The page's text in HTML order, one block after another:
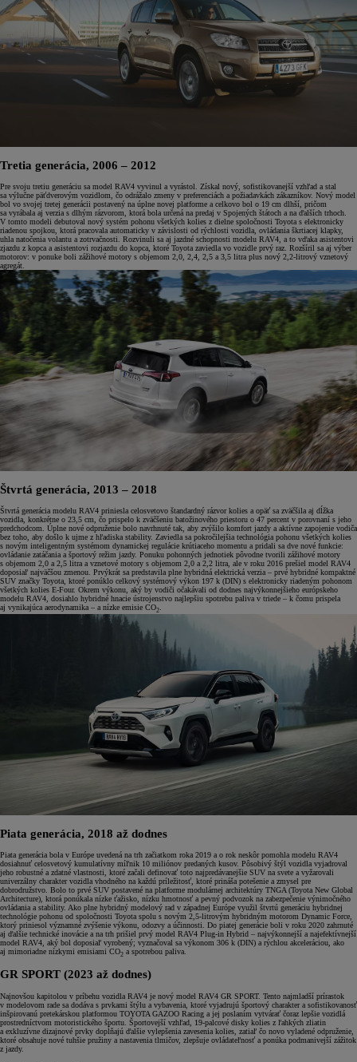
Tretia generácia, 2006 – 2012
Pre svoju tretiu generáciu sa model RAV4 vyvinul a vyrástol. Získal nový, sofistikovanejší vzhľad a stal
sa výlučne päťdverovým vozidlom, čo odrážalo zmeny v preferenciách a požiadavkách zákazníkov. Nový model
bol vo svojej tretej generácii postavený na úplne novej platforme a celkovo bol o 19 cm dlhší, pričom
sa vyrábala aj verzia s dlhým rázvorom, ktorá bola určená na predaj v Spojených štátoch a na ďalších trhoch.
V tomto modeli debutoval nový systém pohonu všetkých kolies z dielne spoločnosti Toyota s elektronicky
riadenou spojkou, ktorá pracovala automaticky v závislosti od rýchlosti vozidla, ovládania škrtiacej klapky,
uhla natočenia volantu a zotrvačnosti. Rozvinuli sa aj jazdné schopnosti modelu RAV4, a to vďaka asistentovi
zjazdu z kopca a asistentovi rozjazdu do kopca, ktoré Toyota zaviedla vo vozidle prvý raz. Rozšíril sa aj výber
motorov: v ponuke boli zážihové motory s objemom 2,0, 2,4, 2,5 a 3,5 litra plus nový 2,2-litrový vznetový
agregát.
Štvrtá generácia, 2013 – 2018
Štvrtá generácia modelu RAV4 priniesla celosvetovo štandardný rázvor kolies a opäť sa zväčšila aj dĺžka
vozidla, konkrétne o 23,5 cm, čo prispelo k zväčšeniu batožinového priestoru o 47 percent v porovnaní s jeho
predchodcom. Úplne nové odpruženie bolo navrhnuté tak, aby zvýšilo komfort jazdy a aktívne zapojenie vodiča
bez toho, aby došlo k ujme z hľadiska stability. Zaviedla sa pokročilejšia technológia pohonu všetkých kolies
s novým inteligentným systémom dynamickej regulácie krútiaceho momentu a pridali sa dve nové funkcie:
ovládanie zatáčania a športový režim jazdy. Ponuku pohonných jednotiek pôvodne tvorili zážihové motory
s objemom 2,0 a 2,5 litra a vznetové motory s objemom 2,0 a 2,2 litra, ale v roku 2016 prešiel model RAV4
doposiaľ najväčšou zmenou. Prvýkrát sa predstavila plne hybridná elektrická verzia – prvé hybridné kompaktné
SUV značky Toyota, ktoré ponúklo celkový systémový výkon 197 k (DIN) s elektronicky riadeným pohonom
všetkých kolies E-Four. Okrem výkonu, aký by vodiči očakávali od dodnes najvýkonnejšieho európskeho
modelu RAV4, dosiahlo hybridné hnacie ústrojenstvo najlepšiu spotrebu paliva v triede – k čomu prispela
aj vynikajúca aerodynamika – a nízke emisie CO2
Piata generácia, 2018 až dodnes
Piata generácia bola v Európe uvedená na trh začiatkom roka 2019 a o rok neskôr pomohla modelu RAV4
dosiahnuť celosvetový kumulatívny míľnik 10 miliónov predaných kusov. Pôsobivý štýl vozidla vyjadroval
jeho robustné a zdatné vlastnosti, ktoré začali definovať toto najpredávanejšie SUV na svete a vyžarovali
univerzálny charakter vozidla vhodného na každú príležitosť, ktoré prináša potešenie a zmysel pre
dobrodružstvo. Bolo to prvé SUV postavené na platforme modulárnej architektúry TNGA (Toyota New Global
Architecture), ktorá ponúkala nízke ťažisko, nízku hmotnosť a pevný podvozok na zabezpečenie výnimočného
ovládania a stability. Ako plne hybridný modelový rad v západnej Európe využil štvrtú generáciu hybridnej
technológie pohonu od spoločnosti Toyota spolu s novým 2,5-litrovým hybridným motorom Dynamic Force,
ktorý priniesol významné zvýšenie výkonu, odozvy a účinnosti. Do piatej generácie boli v roku 2020 zahrnuté
aj ďalšie technické inovácie a na trh prišiel prvý model RAV4 Plug-in Hybrid – najvýkonnejší a najefektívnejší
model RAV4, aký bol doposiaľ vyrobený; vyznačoval sa výkonom 306 k (DIN) a rýchlou akceleráciou, ako
aj mimoriadne nízkymi emisiami CO2 a spotrebou paliva.
GR SPORT (2023 až dodnes)
Najnovšou kapitolou v príbehu vozidla RAV4 je nový model RAV4 GR SPORT. Tento najmladší prírastok
v modelovom rade sa dodáva s prvkami štýlu a vybavenia, ktoré vyjadrujú športový charakter a sofistikovanosť
inšpirovanú pretekárskou platformou TOYOTA GAZOO Racing a jej poslaním vytvárať čoraz lepšie vozidlá
prostredníctvom motoristického športu. Športovejší vzhľad, 19-palcové disky kolies z ľahkých zliatin
a exkluzívne dizajnové prvky dopĺňajú ďalšie vylepšenia zavesenia kolies, zatiaľ čo novo vyladené odpruženie,
ktoré obsahuje nové tuhšie pružiny a nastavenia tlmičov, zlepšuje ovládateľnosť a ponúka podmanivejší zážitok
z jazdy.